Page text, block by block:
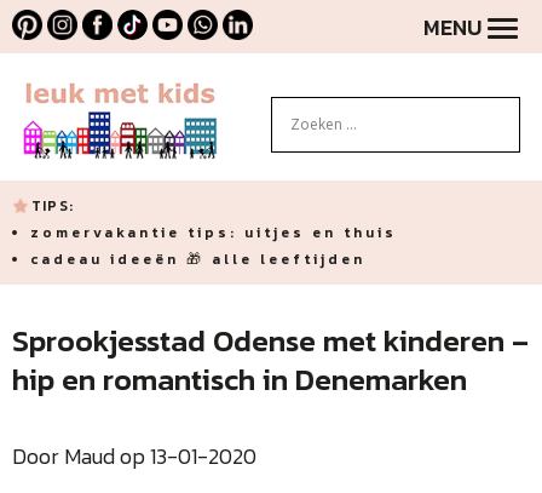
MENU
TIPS:
zomervakantie tips: uitjes en thuis
cadeau ideeën 🎁 alle leeftijden
Sprookjesstad Odense met kinderen –
hip en romantisch in Denemarken
Door Maud op 13-01-2020